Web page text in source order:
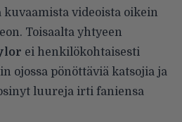
kuvaamista videoista oikein
Toisaalta yhtyeen
ei henkilökohtaisesti
ojossa pönöttäviä katsojia ja
luureja irti faniensa